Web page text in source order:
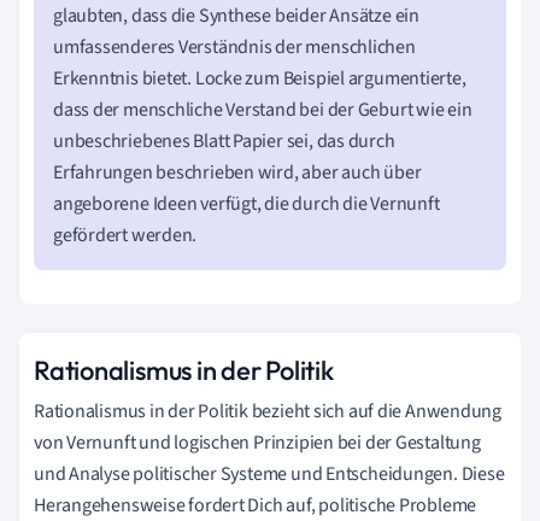
glaubten, dass die Synthese beider Ansätze ein
umfassenderes Verständnis der menschlichen
Erkenntnis bietet. Locke zum Beispiel argumentierte,
dass der menschliche Verstand bei der Geburt wie ein
unbeschriebenes Blatt Papier sei, das durch
Erfahrungen beschrieben wird, aber auch über
angeborene Ideen verfügt, die durch die Vernunft
gefördert werden.
Rationalismus in der Politik
Rationalismus in der Politik bezieht sich auf die Anwendung
von Vernunft und logischen Prinzipien bei der Gestaltung
und Analyse politischer Systeme und Entscheidungen. Diese
Herangehensweise fordert Dich auf, politische Probleme